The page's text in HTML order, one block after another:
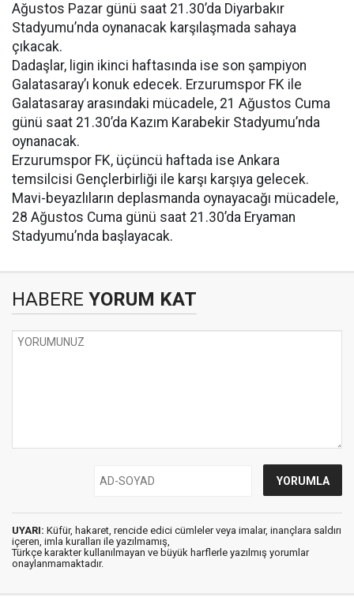
Ağustos Pazar günü saat 21.30’da Diyarbakır
Stadyumu’nda oynanacak karşılaşmada sahaya
çıkacak.
Dadaşlar, ligin ikinci haftasında ise son şampiyon
Galatasaray’ı konuk edecek. Erzurumspor FK ile
Galatasaray arasındaki mücadele, 21 Ağustos Cuma
günü saat 21.30’da Kazım Karabekir Stadyumu’nda
oynanacak.
Erzurumspor FK, üçüncü haftada ise Ankara
temsilcisi Gençlerbirliği ile karşı karşıya gelecek.
Mavi-beyazlıların deplasmanda oynayacağı mücadele,
28 Ağustos Cuma günü saat 21.30’da Eryaman
Stadyumu’nda başlayacak.
HABERE YORUM KAT
UYARI: Küfür, hakaret, rencide edici cümleler veya imalar, inançlara saldırı
içeren, imla kuralları ile yazılmamış,
Türkçe karakter kullanılmayan ve büyük harflerle yazılmış yorumlar
onaylanmamaktadır.